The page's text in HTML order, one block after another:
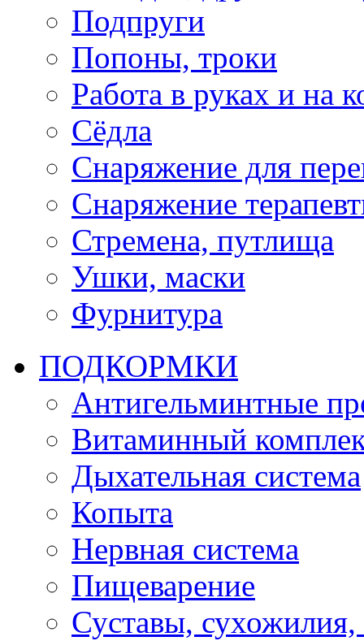
Подпруги
Попоны, троки
Работа в руках и на
Сёдла
Снаряжение для
Снаряжение
Стремена, путлища
Ушки, маски
Фурнитура
ПОДКОРМКИ
Антигельминтные
Витаминный
Дыхательная система
Копыта
Нервная система
Пищеварение
Суставы, сухожилия,